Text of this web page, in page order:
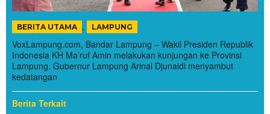
BERITA UTAMA , LAMPUNG
VoxLampung.com, Bandar Lampung – Wakil Presiden Republik
Indonesia KH Ma’ruf Amin melakukan kunjungan ke Provinsi
Lampung. Gubernur Lampung Arinal Djunaidi menyambut
kedatangan
Berita Terkait